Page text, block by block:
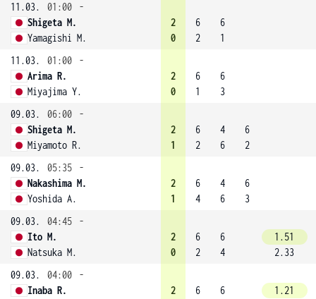
11.03.
01:00
-
Shigeta M.
Yamagishi M.
2
0
6
2
6
1
11.03.
01:00
-
Arima R.
Miyajima Y.
2
0
6
1
6
3
09.03.
06:00
-
Shigeta M.
Miyamoto R.
2
1
6
2
4
6
6
2
09.03.
05:35
-
Nakashima M.
Yoshida A.
2
1
6
4
4
6
6
3
09.03.
04:45
-
Ito M.
Natsuka M.
2
0
6
2
6
4
1.51
2.33
09.03.
04:00
-
Inaba R.
2
6
6
1.21